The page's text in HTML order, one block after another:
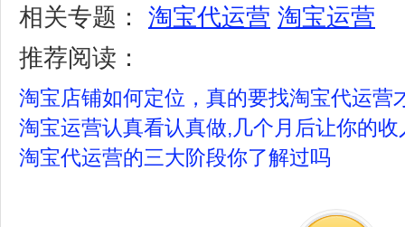
相关专题： 淘宝代运营 淘宝运营
推荐阅读：
淘宝店铺如何定位，真的要找淘宝代运营
淘宝运营认真看认真做,几个月后让你的收
淘宝代运营的三大阶段你了解过吗